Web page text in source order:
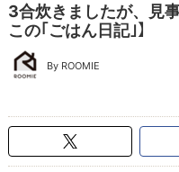
3合炊きましたが、見
この｢ごはん日記｣】
By ROOMIE